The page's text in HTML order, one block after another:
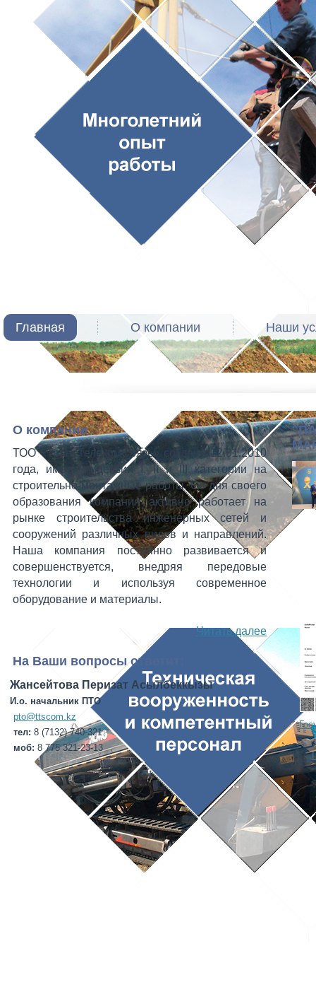
Главная О компании Наши
О компании
ТОО «ТрансТелекомСвязь» создано 12.01.2010
года, имеет лицензии I, II и III категории на
строительно-монтажные работы. Со дня своего
образования компания активно работает на
рынке строительства инженерных сетей и
сооружений различных видов и направлений.
Наша компания постоянно развивается и
совершенствуется, внедряя передовые
технологии и используя современное
оборудование и материалы.
Читать далее
На Ваши вопросы ответит:
Жансейтова Перизат Асылбеккызы
И.о. начальник ПТО
pto@ttscom.kz
тел: 8 (7132) 740-321
моб: 8 775 321-23-13
I